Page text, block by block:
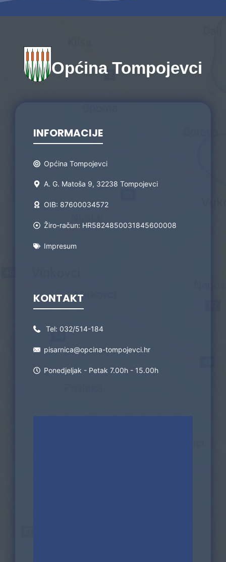
Općina Tompojevci
INFORMACIJE
Općina Tompojevci
A. G. Matoša 9, 32238 Tompojevci
OIB: 87600034572
Žiro-račun: HR5824850031845600008
Impresum
KONTAKT
Tel: 032/514-184
pisarnica@opcina-tompojevci.hr
Ponedjeljak - Petak 7.00h - 15.00h